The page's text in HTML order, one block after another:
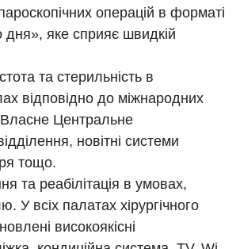
терапії
патології та неврології
станів
допомога
операцій в форматі
дня», яке сприяє швидкій
та стерильність в
відповідно до міжнародних
Власне Центральне
новітні системи
тощо.
та реабілітація в умовах,
У всіх палатах хірургічного
високоякісні